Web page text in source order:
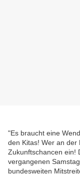
"Es braucht eine
den Kitas! Wer an
Zukunftschancen ein!
vergangenen
bundesweiten